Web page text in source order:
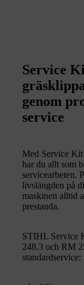
Service
genom
service
Med Service
har du allt som
servicearbeten.
livslängden på
maskinen alltid
prestanda.
STIHL Service
248.3 och RM
standardservice: